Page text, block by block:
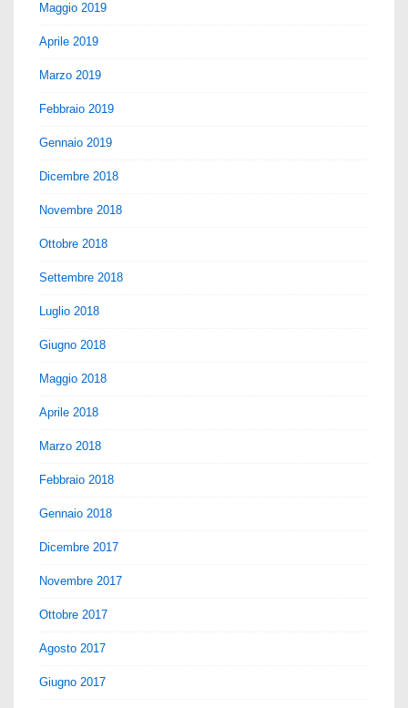
Maggio 2019
Aprile 2019
Marzo 2019
Febbraio 2019
Gennaio 2019
Dicembre 2018
Novembre 2018
Ottobre 2018
Settembre 2018
Luglio 2018
Giugno 2018
Maggio 2018
Aprile 2018
Marzo 2018
Febbraio 2018
Gennaio 2018
Dicembre 2017
Novembre 2017
Ottobre 2017
Agosto 2017
Giugno 2017